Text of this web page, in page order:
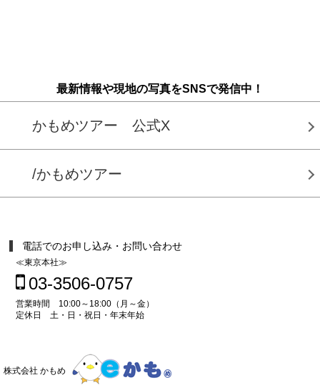
最新情報や現地の写真をSNSで発信中！
かもめツアー 公式X
/かもめツアー
電話でのお申し込み・お問い合わせ
≪東京本社≫
03-3506-0757
営業時間 10:00～18:00（月～金）
定休日 土・日・祝日・年末年始
株式会社 かもめ